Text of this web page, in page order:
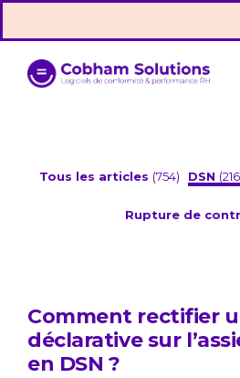
Tous les articles (754) DSN
Rupture de
Comment rectifier
déclarative sur
en DSN ?